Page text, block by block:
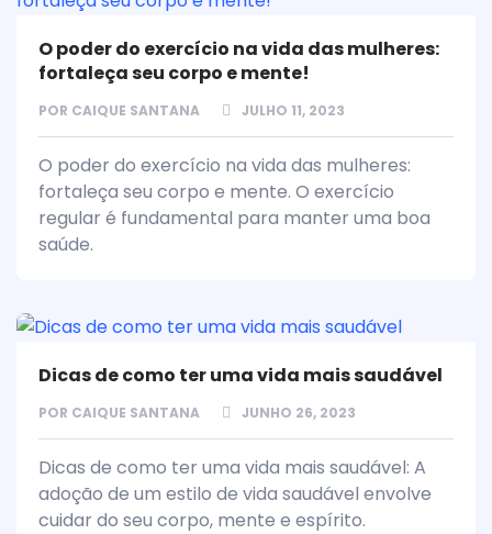
O poder do exercício na vida das mulheres:
fortaleça seu corpo e mente!
POR CAIQUE SANTANA JULHO 11, 2023
O poder do exercício na vida das mulheres:
fortaleça seu corpo e mente. O exercício
regular é fundamental para manter uma boa
saúde.
Dicas de como ter uma vida mais saudável
POR CAIQUE SANTANA JUNHO 26, 2023
Dicas de como ter uma vida mais saudável: A
adoção de um estilo de vida saudável envolve
cuidar do seu corpo, mente e espírito.